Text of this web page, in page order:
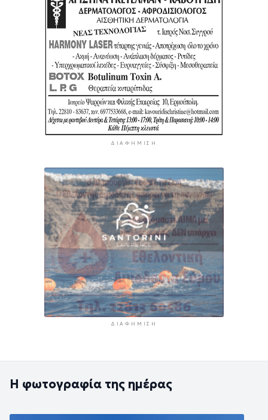
ΔΙΑΦΉΜΙΣΗ
ΔΙΑΦΉΜΙΣΗ
Η φωτογραφία της ημέρας